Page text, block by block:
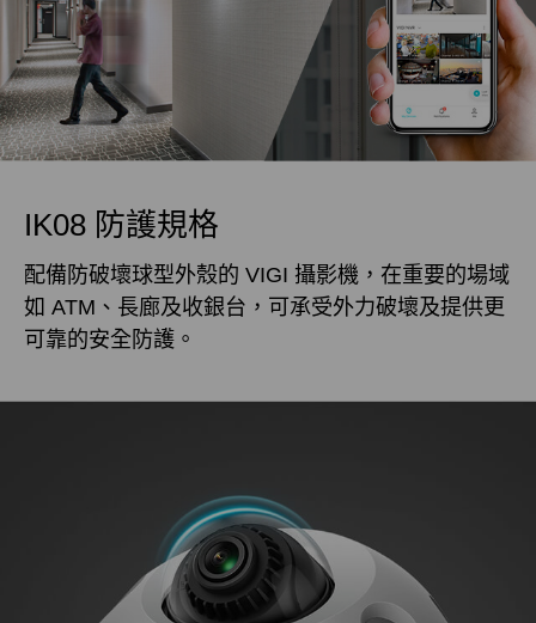
IK08 防護規格
配備防破壞球型外殼的 VIGI 攝影機，在重要的場域
如 ATM、長廊及收銀台，可承受外力破壞及提供更
可靠的安全防護。